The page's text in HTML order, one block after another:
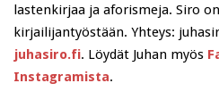
lastenkirjaa ja aforismeja. Siro
kirjailijantyöstään. Yhteys:
juhasiro.fi. Löydät Juhan myös
Instagramista.